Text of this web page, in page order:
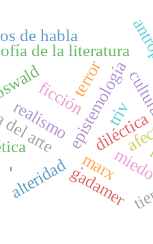
.
epistemología
ficción
de la literatura
arte diléctica
marx
terror
realismo
alteridad
de habla
gadamer
triv